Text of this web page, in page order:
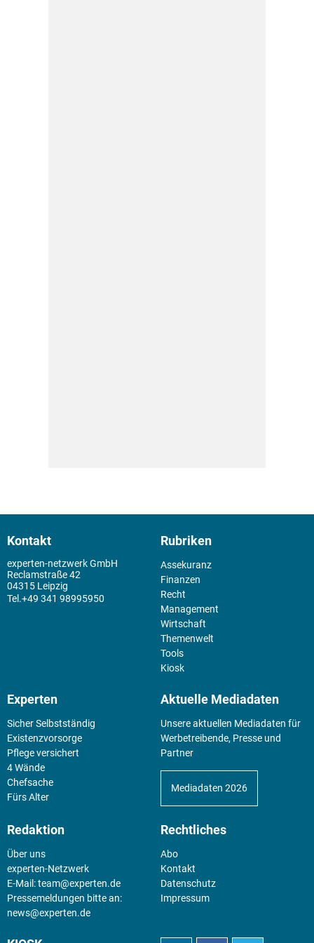
Kontakt
experten-netzwerk GmbH
Reclamstraße 42
04315 Leipzig
+49 341 98995950
Rubriken
Assekuranz
Finanzen
Recht
Management
Wirtschaft
Themenwelt
Tools
Kiosk
Experten
Sicher Selbstständig
Existenz­vorsorge
Pflege versichert
4 Wände
Chefsache
Fürs Alter
Aktuelle Mediadaten
Unsere aktuellen Mediadaten für
Werbetreibende, Presse und
Partner
Mediadaten 2026
Redaktion
Über uns
experten-Netzwerk
E-Mail:team@experten.de
Pressemeldungen bitte an:
news@experten.de
Rechtliches
Abo
Kontakt
Datenschutz
Impressum